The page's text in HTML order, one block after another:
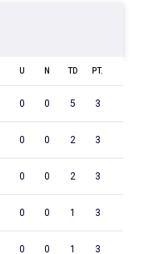
U N TD PT.
0 0 5 3
0 0 2 3
0 0 2 3
0 0 1 3
0 0 1 3